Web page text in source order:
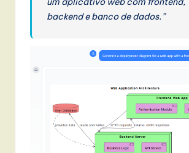
backend e banco de dados.”